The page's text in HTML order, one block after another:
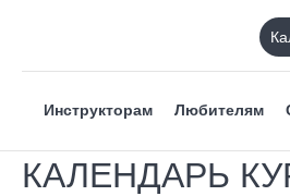
Инструкторам Любителям
КАЛЕНДАРЬ
ФИЛЬТР
ВИД СПОРТА